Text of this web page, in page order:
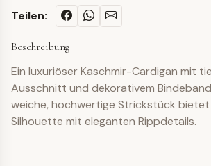
Teilen:
Beschreibung
Ein luxuriöser Kaschmir-Cardigan mit
Ausschnitt und dekorativem
weiche, hochwertige Strickstück
Silhouette mit eleganten Rippdetails.